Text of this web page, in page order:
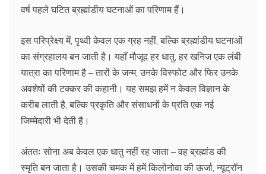
वर्ष पहले घटित ब्रह्मांडीय घटनाओं का परिणाम हैं।
इस परिप्रेक्ष्य में, पृथ्वी केवल एक ग्रह नहीं, बल्कि ब्रह्मांडीय घटनाओं
का संग्रहालय बन जाती है। यहाँ मौजूद हर धातु, हर खनिज एक लंबी
यात्रा का परिणाम है – तारों के जन्म, उनके विस्फोट और फिर उनके
अवशेषों की टक्कर की कहानी। यह समझ हमें न केवल विज्ञान के
करीब लाती है, बल्कि प्रकृति और संसाधनों के प्रति एक नई
जिम्मेदारी भी देती है।
अंततः सोना अब केवल एक धातु नहीं रह जाता – वह ब्रह्मांड की
स्मृति बन जाता है। उसकी चमक में हमें किलोनोवा की ऊर्जा, न्यूट्रॉन